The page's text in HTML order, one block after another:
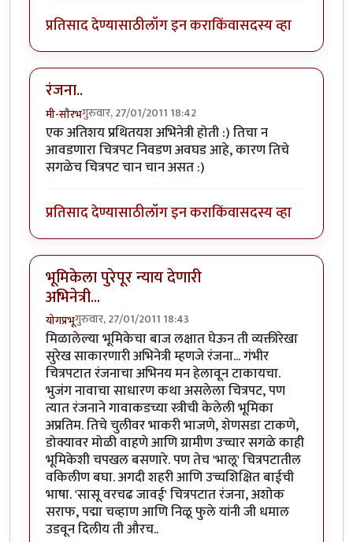
प्रतिसाद देण्यासाठीलॉग इन कराकिंवासदस्य व्हा
रंजना..
मी-सौरभगुरुवार, 27/01/2011 18:42
एक अतिशय प्रथितयश अभिनेत्री होती :) तिचा न
आवडणारा चित्रपट निवडण अवघड आहे, कारण तिचे
सगळेच चित्रपट चान चान असत :)
प्रतिसाद देण्यासाठीलॉग इन कराकिंवासदस्य व्हा
भूमिकेला पुरेपूर न्याय देणारी
अभिनेत्री...
योगप्रभूगुरुवार, 27/01/2011 18:43
मिळालेल्या भूमिकेचा बाज लक्षात घेऊन ती व्यक्तीरेखा
सुरेख साकारणारी अभिनेत्री म्हणजे रंजना... गंभीर
चित्रपटात रंजनाचा अभिनय मन हेलावून टाकायचा.
भुजंग नावाचा साधारण कथा असलेला चित्रपट, पण
त्यात रंजनाने गावाकडच्या स्त्रीची केलेली भूमिका
अप्रतिम. तिचे चुलीवर भाकरी भाजणे, शेणसडा टाकणे,
डोक्यावर मोळी वाहणे आणि ग्रामीण उच्चार सगळे काही
भूमिकेशी चपखल बसणारे. पण तेच 'भालू' चित्रपटातील
वकिलीण बघा. अगदी शहरी आणि उच्चशिक्षित बाईची
भाषा. 'सासू वरचढ जावई' चित्रपटात रंजना, अशोक
सराफ, पद्मा चव्हाण आणि निळू फुले यांनी जी धमाल
उडवून दिलीय ती औरच..